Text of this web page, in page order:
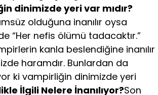
dinimizde yeri var mıdır?
olduğuna inanılır oysa
“Her nefis ölümü tadacaktır.”
kanla beslendiğine inanılır
haramdır. Bunlardan da
ki vampirliğin dinimizde yeri
İlgili Nelere İnanılıyor?Son